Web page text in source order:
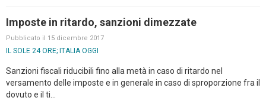
Imposte in ritardo, sanzioni dimezzate
Pubblicato il 15 dicembre 2017
IL SOLE 24 ORE; ITALIA OGGI
Sanzioni fiscali riducibili fino alla metà in caso di ritardo nel
versamento delle imposte e in generale in caso di sproporzione fra il
dovuto e il ti...